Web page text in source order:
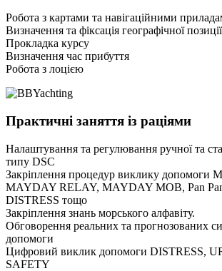
Робота з картами та навігаційними
Визначення та фіксація географічної позиції
Прокладка курсу
Визначення час прибуття
Робота з лоцією
Практичні заняття із раціями
Налаштування та регулювання ручної та
типу DSC
Закріплення процедур виклику допомоги
MAYDAY RELAY, MAYDAY MOB, Pan
DISTRESS тощо
Закріплення знань морського алфавіту.
Обговорення реальних та прогнозованих
допомоги
Цифровий виклик допомоги DISTRESS,
SAFETY